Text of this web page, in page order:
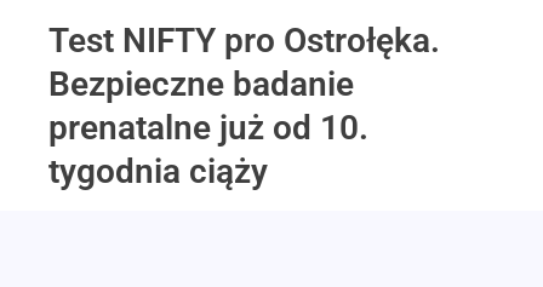
Test NIFTY pro Ostrołęka.
Bezpieczne badanie
prenatalne już od 10.
tygodnia ciąży